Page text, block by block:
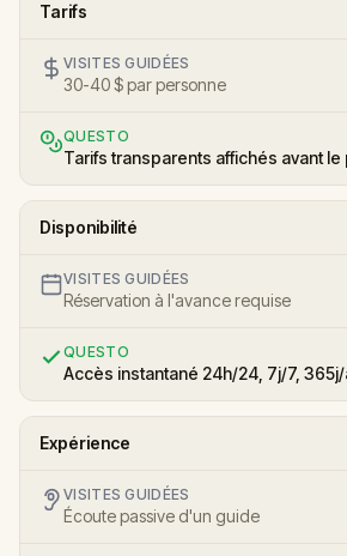
Tarifs
VISITES GUIDÉES
30-40 $ par personne
QUESTO
Tarifs transparents affichés avant le
Disponibilité
VISITES GUIDÉES
Réservation à l'avance requise
QUESTO
Accès instantané 24h/24, 7j/7,
Expérience
VISITES GUIDÉES
Écoute passive d'un guide